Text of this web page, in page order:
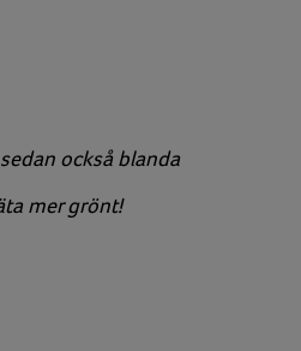
också blanda
mer grönt!